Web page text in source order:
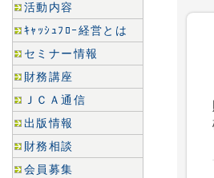
活動内容
ｷｬｯｼｭﾌﾛｰ経営とは
セミナー情報
財務講座
ＪＣＡ通信
出版情報
財務相談
会員募集